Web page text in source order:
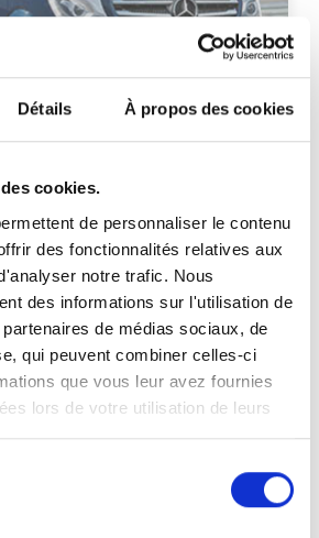
Détails À propos des cookies
cookies.
de personnaliser le contenu
des fonctionnalités relatives aux
notre trafic. Nous
des informations sur l'utilisation de
de médias sociaux, de
qui peuvent combiner celles-ci
que vous leur avez fournies
lors de votre utilisation de leurs
parSWEDACen tant que
conformément à ISO/IEC